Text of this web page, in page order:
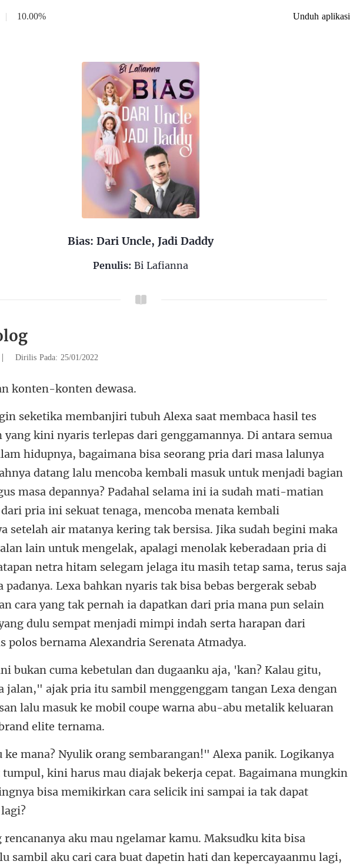
| 10.00% Unduh aplikasi
Bias: Dari Uncle, Jadi Daddy
Penulis: Bi Lafianna
Dirilis Pada: 25/01/2022
konten-k
a depannya? Padahal selama ini ia sudah mati-matian
pria ini sekuat tenaga, mencoba menata kembali
setelah air matanya kering tak bersisa. Jika sudah begini maka
lain untuk mengelak, apalagi menolak keberadaan pria di
netra hitam selegam jel
jalan," ajak pria itu sambil menggenggam tangan Lexa dengan
lalu
tumpul, kini harus mau diajak bekerja cepat. Bagaimana mungkin